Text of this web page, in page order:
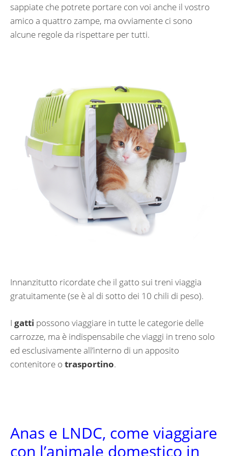
sappiate che potrete portare con voi anche il vostro
amico a quattro zampe, ma ovviamente ci sono
alcune regole da rispettare per tutti.
Innanzitutto ricordate che il gatto sui treni viaggia
gratuitamente (se è al di sotto dei 10 chili di peso).
I gatti possono viaggiare in tutte le categorie delle
carrozze, ma è indispensabile che viaggi in treno solo
ed esclusivamente all’interno di un apposito
contenitore o trasportino.
Anas e LNDC, come viaggiare
con l’animale domestico in